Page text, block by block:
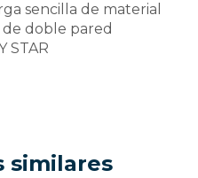
sencilla de material
de doble pared
STAR
similares